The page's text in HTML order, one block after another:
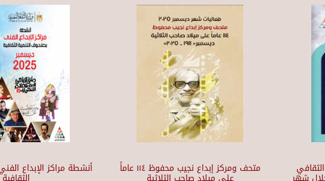
أنشطة مراكز الإبداع متحف ومركز إبداع نجيب محفوظ ١١٤ عاماً